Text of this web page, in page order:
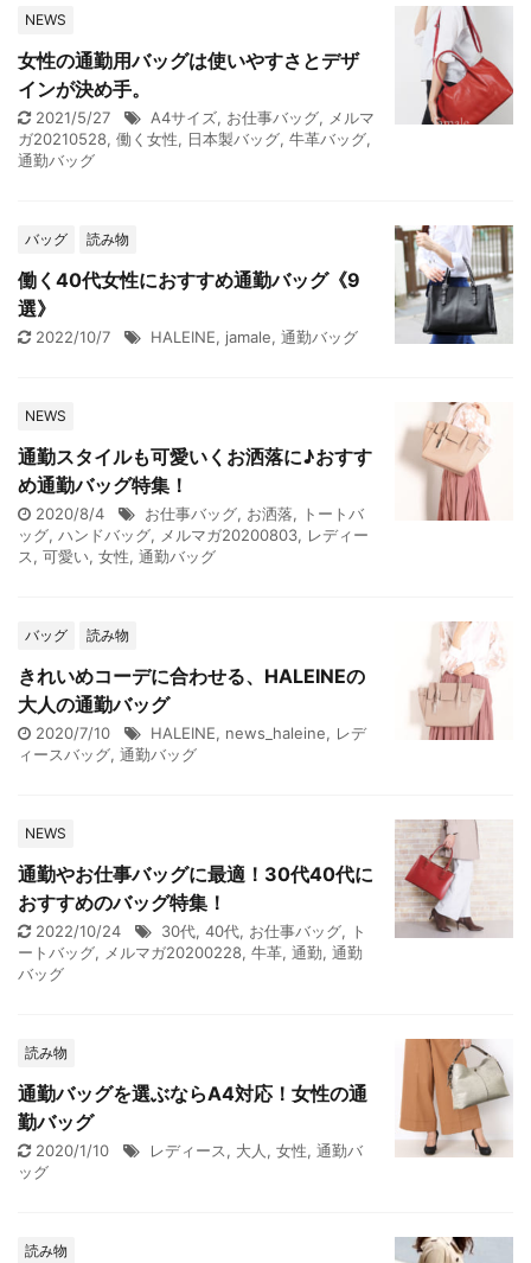
NEWS
女性の通勤用バッグは使いやすさとデザ
インが決め手。
2021/5/27 A4サイズ, お仕事バッグ, メルマ
ガ20210528, 働く女性, 日本製バッグ, 牛革バッグ,
通勤バッグ
バッグ 読み物
働く40代女性におすすめ通勤バッグ《9
選》
2022/10/7 HALEINE, jamale, 通勤バッグ
NEWS
通勤スタイルも可愛いくお洒落に♪おすす
め通勤バッグ特集！
2020/8/4 お仕事バッグ, お洒落, トートバ
ッグ, ハンドバッグ, メルマガ20200803, レディー
ス, 可愛い, 女性, 通勤バッグ
バッグ 読み物
きれいめコーデに合わせる、HALEINEの
大人の通勤バッグ
2020/7/10 HALEINE, news_haleine, レデ
ィースバッグ, 通勤バッグ
NEWS
通勤やお仕事バッグに最適！30代40代に
おすすめのバッグ特集！
2022/10/24 30代, 40代, お仕事バッグ, ト
ートバッグ, メルマガ20200228, 牛革, 通勤, 通勤
バッグ
読み物
通勤バッグを選ぶならA4対応！女性の通
勤バッグ
2020/1/10 レディース, 大人 , 女性, 通勤バ
ッグ
読み物